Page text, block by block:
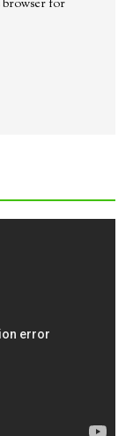
browser for